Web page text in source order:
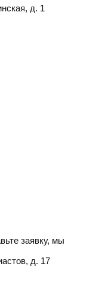
д. 1
заявку, мы
д. 17